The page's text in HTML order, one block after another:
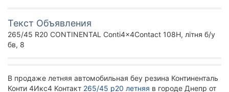
Текст Объявления
265/45 R20 CONTINENTAL Conti4x4Contact 108H, літня б/у
бв, 8
В продаже летняя автомобильная беу резина Континенталь
Конти 4Икс4 Контакт 265/45 р20 летняя в городе Днепр от